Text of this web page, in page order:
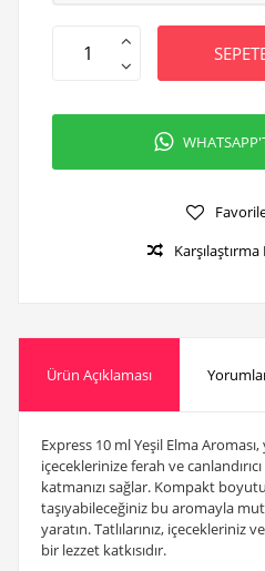
Ürün Açıklaması
Express 10 ml Yeşil Elma
içeceklerinize ferah ve
katmanızı sağlar. Kompakt
taşıyabileceğiniz bu aromayla
yaratın. Tatlılarınız,
bir lezzet katkısıdır.